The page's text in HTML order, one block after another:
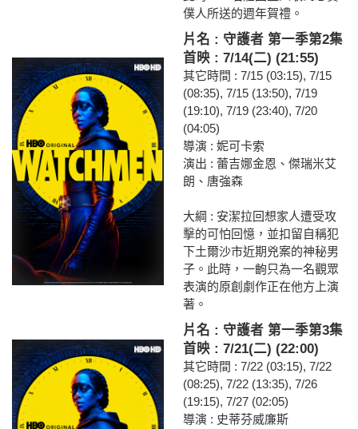
僕人所送的週年賀禮。
片名 : 守護者 第一季第2集
首映 : 7/14(二) (21:55)
其它時間 : 7/15 (03:15), 7/15
(08:35), 7/15 (13:50), 7/19
(19:10), 7/19 (23:40), 7/20
(04:05)
導演 : 妮可卡索
演出 : 蕾吉娜金恩、傑瑞米艾
朗、唐強森
大綱 : 安潔拉回想家人遭受攻
擊的可怕回憶，並扣留自稱犯
下土爾沙市近期兇案的神秘男
子。此時，一齣只為一名觀眾
表演的原創劇作正在他方上演
著。
片名 : 守護者 第一季第3集
首映 : 7/21(二) (22:00)
其它時間 : 7/22 (03:15), 7/22
(08:25), 7/22 (13:35), 7/26
(19:15), 7/27 (02:05)
導演 : 史蒂芬威廉斯